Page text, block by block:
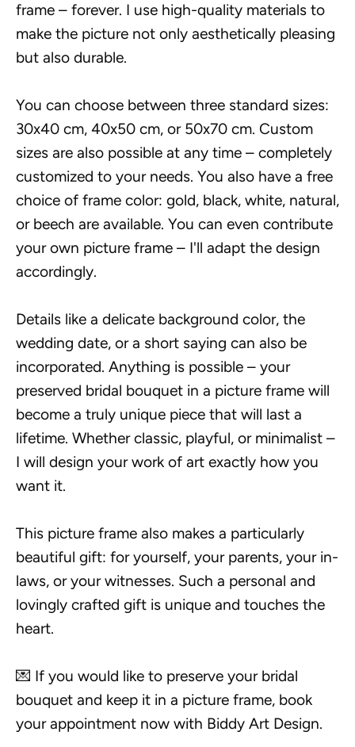
frame – forever. I use high-quality materials to
make the picture not only aesthetically pleasing
but also durable.
You can choose between three standard sizes:
30x40 cm, 40x50 cm, or 50x70 cm. Custom
sizes are also possible at any time – completely
customized to your needs. You also have a free
choice of frame color: gold, black, white, natural,
or beech are available. You can even contribute
your own picture frame – I'll adapt the design
accordingly.
Details like a delicate background color, the
wedding date, or a short saying can also be
incorporated. Anything is possible – your
preserved bridal bouquet in a picture frame will
become a truly unique piece that will last a
lifetime. Whether classic, playful, or minimalist –
I will design your work of art exactly how you
want it.
This picture frame also makes a particularly
beautiful gift: for yourself, your parents, your in-
laws, or your witnesses. Such a personal and
lovingly crafted gift is unique and touches the
heart.
💌 If you would like to preserve your bridal
bouquet and keep it in a picture frame, book
your appointment now with Biddy Art Design.